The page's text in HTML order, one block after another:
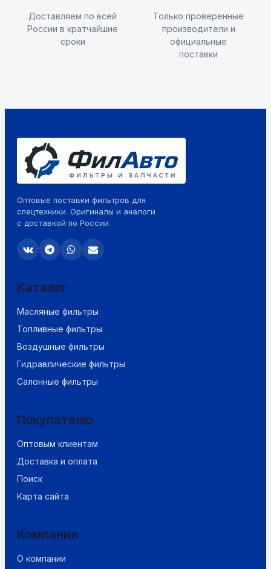
Доставляем по всей
России в кратчайшие
сроки
Только проверенные
производители и
официальные
поставки
Оптовые поставки фильтров для
спецтехники. Оригиналы и аналоги
с доставкой по России.
Каталог
Масляные фильтры
Топливные фильтры
Воздушные фильтры
Гидравлические фильтры
Салонные фильтры
Покупателю
Оптовым клиентам
Доставка и оплата
Поиск
Карта сайта
Компания
О компании